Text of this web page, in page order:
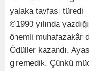
yalaka tayfası türedi
©1990 yılında
önemli muhafazakâr
Ödüller kazandı.
giremedik. Çünkü